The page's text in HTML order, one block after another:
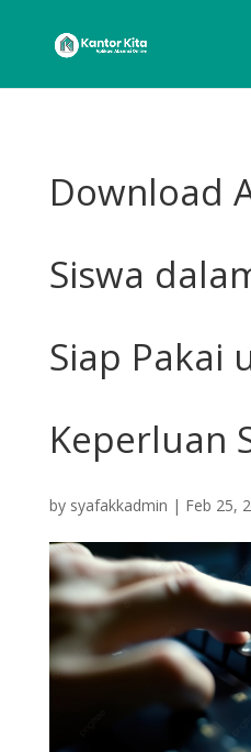
Download
Siswa
Siap Pakai
Keperluan
by syafakkadmin | Feb 25,